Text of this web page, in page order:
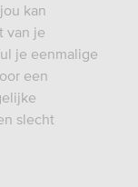
kan
van je
je eenmalige
een
slecht